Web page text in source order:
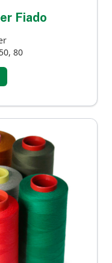
Fiado
80